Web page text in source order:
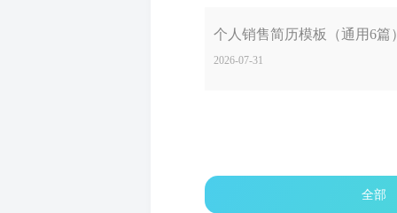
个人销售简历模板（通用6篇
2026-07-31
全部